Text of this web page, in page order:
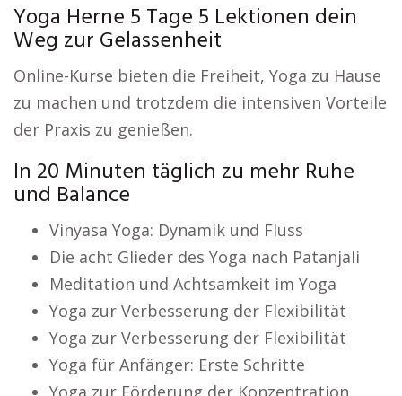
Yoga Herne 5 Tage 5 Lektionen dein
Weg zur Gelassenheit
Online-Kurse bieten die Freiheit, Yoga zu Hause
zu machen und trotzdem die intensiven Vorteile
der Praxis zu genießen.
In 20 Minuten täglich zu mehr Ruhe
und Balance
Vinyasa Yoga: Dynamik und Fluss
Die acht Glieder des Yoga nach Patanjali
Meditation und Achtsamkeit im Yoga
Yoga zur Verbesserung der Flexibilität
Yoga zur Verbesserung der Flexibilität
Yoga für Anfänger: Erste Schritte
Yoga zur Förderung der Konzentration